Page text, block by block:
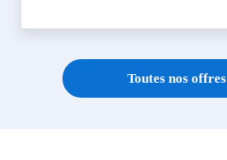
Toutes nos offres